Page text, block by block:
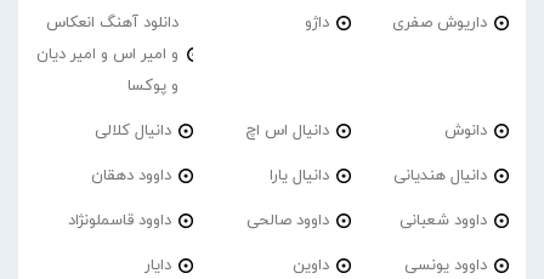
داریوش صفری داژو
دانلود آهنگ انعکاس
و امیر اس و امیر دیان
و پوکسا
دانوش دانیال اس اچ دانیال کلالی
دانیال هندیانی دانیال یارا داوود دهقان
داوود شعبانی داوود صالحی داوود قاسملونژاد
داوود یونسی داوین دایار